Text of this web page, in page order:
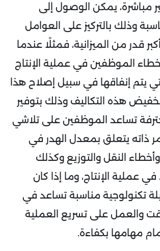
مباشرة، يمكن الوصول إلى
وذلك بالتركيز على العوامل
قدر من الميزانية، فمثلًا عندما
الموظفين في عملية الإنتاج
يتم إنفاقها في سبيل إصلاح هذا
هذه التكاليف وذلك بتوفير
تساعد الموظفين على تلاشي
ذاته يتعلق بمعدل الهدر في
النقل والتوزيع وكذلك
عملية الإنتاج، وما إذا كان
تكنولوجية مناسبة تساعد في
والعمل على تسريع العملية
مهامها بكفاءة.